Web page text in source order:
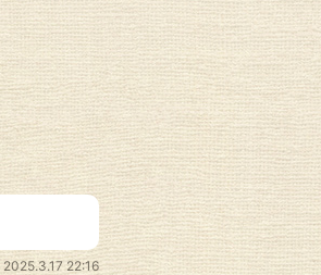
2025.3.17 22:16